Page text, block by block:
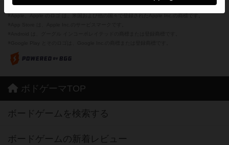
ボドゲーマTOP
ボードゲームを検索する
ボードゲームの新着レビュー